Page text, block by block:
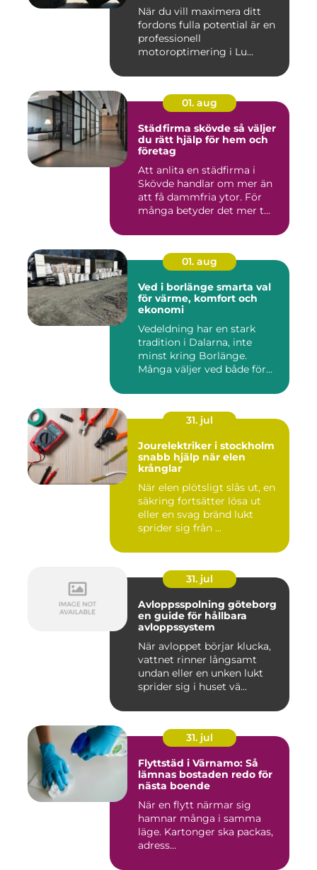
När du vill maximera ditt
fordons fulla potential är en
professionell
motoroptimering i Lu...
01. aug
Städfirma skövde så väljer
du rätt hjälp för hem och
företag
Att anlita en städfirma i
Skövde handlar om mer än
att få dammfria ytor. För
många betyder det mer t...
01. aug
Ved i borlänge smarta val
för värme, komfort och
ekonomi
Vedeldning har en stark
tradition i Dalarna, inte
minst kring Borlänge.
Många väljer ved både för
31. jul
Jourelektriker i stockholm
snabb hjälp när elen
krånglar
När elen plötsligt slås ut, en
säkring fortsätter lösa ut
eller en svag bränd lukt
sprider sig från ...
31. jul
Avloppsspolning göteborg
en guide för hållbara
avloppssystem
När avloppet börjar klucka,
vattnet rinner långsamt
undan eller en unken lukt
sprider sig i huset vä...
31. jul
Flyttstäd i Värnamo: Så
lämnas bostaden redo för
nästa boende
När en flytt närmar sig
hamnar många i samma
läge. Kartonger ska packas,
adress...